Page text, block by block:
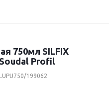
750мл SILFIX
Profil
199062